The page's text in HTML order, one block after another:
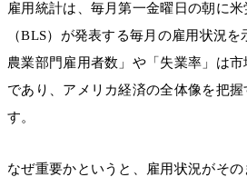
雇用統計は、毎月第一金曜日の朝に
（BLS）が発表する毎月の雇用状況
農業部門雇用者数」や「失業率」は
であり、アメリカ経済の全体像を把
す。
なぜ重要かというと、雇用状況がそ